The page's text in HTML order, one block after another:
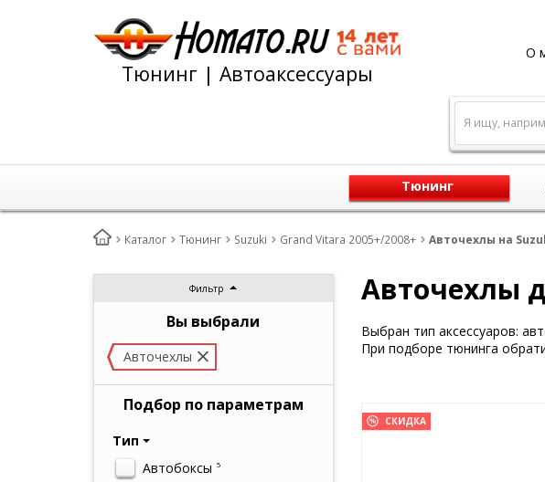
О
Тюнинг | Автоаксессуары
Я ищу,
Тюнинг
Каталог Тюнинг Suzuki Grand Vitara 2005+/2008+ Авточехлы на
Фильтр
Вы выбрали
Авточехлы
Подбор по параметрам
Тип
Автобоксы 5
Авточехлы
Выбран тип аксессуаров:
При подборе тюнинга
СКИДКА